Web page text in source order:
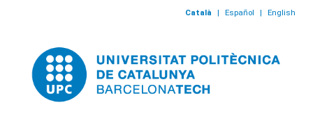
Català | Español | English